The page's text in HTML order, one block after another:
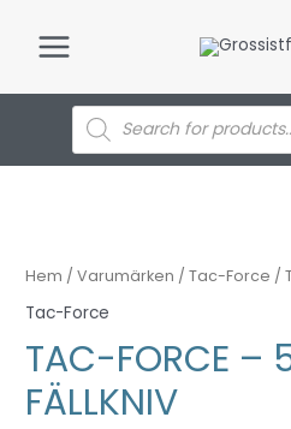
Main
MenuProducts
search
Hem /Varumärken /Tac-Force /
Tac-Force
TAC-FORCE –
FÄLLKNIV